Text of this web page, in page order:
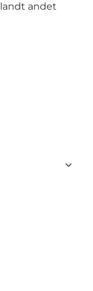
andet